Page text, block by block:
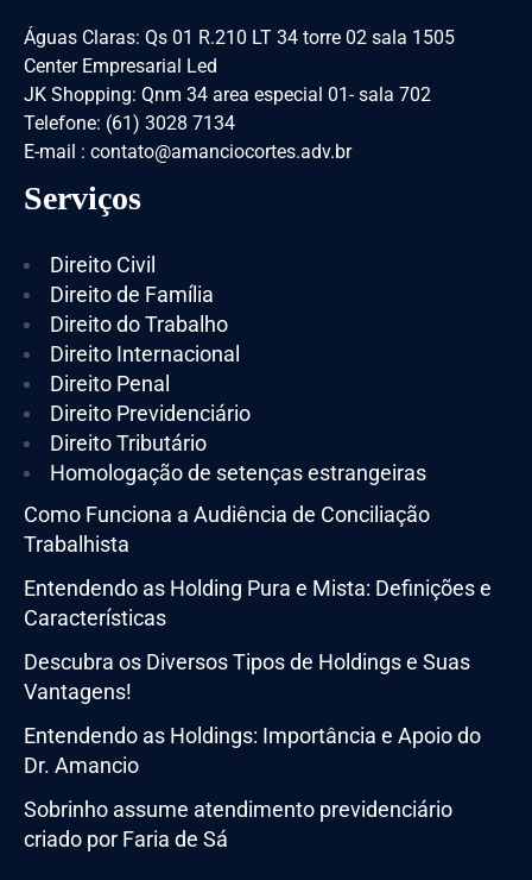
Águas Claras: Qs 01 R.210 LT 34 torre 02 sala 1505
Center Empresarial Led
JK Shopping: Qnm 34 area especial 01- sala 702
Telefone: (61) 3028 7134
E-mail : contato@amanciocortes.adv.br
Serviços
Direito Civil
Direito de Família
Direito do Trabalho
Direito Internacional
Direito Penal
Direito Previdenciário
Direito Tributário
Homologação de setenças estrangeiras
Como Funciona a Audiência de Conciliação
Trabalhista
Entendendo as Holding Pura e Mista: Definições e
Características
Descubra os Diversos Tipos de Holdings e Suas
Vantagens!
Entendendo as Holdings: Importância e Apoio do
Dr. Amancio
Sobrinho assume atendimento previdenciário
criado por Faria de Sá